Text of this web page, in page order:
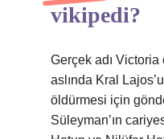
vikipedi?
Gerçek adı
aslında Kral
öldürmesi için
Süleyman’ın